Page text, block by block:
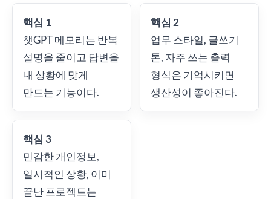
핵심 1
챗GPT 메모리는 반복
설명을 줄이고 답변을
내 상황에 맞게
만드는 기능이다.
핵심 2
업무 스타일, 글쓰기
톤, 자주 쓰는 출력
형식은 기억시키면
생산성이 좋아진다.
핵심 3
민감한 개인정보,
일시적인 상황, 이미
끝난 프로젝트는